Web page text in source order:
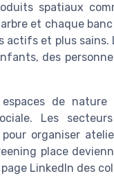
spatiaux
et chaque
actifs et plus
des
de
Les
pour organiser
place
LinkedIn des